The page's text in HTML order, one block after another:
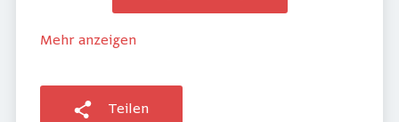
Mehr anzeigen
Teilen